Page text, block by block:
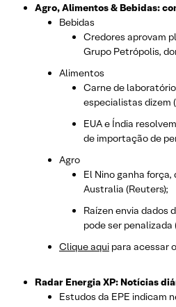
Agro, Alimentos & Bebidas:
Bebidas
Credores aprovam
Grupo Petrópolis,
Alimentos
Carne de
especialistas dizem
EUA e Índia
de importação de
Agro
El Nino ganha
Australia (Reuters);
Raízen envia dados
pode ser penalizada
Clique aqui para acessar
Radar Energia XP: Notícias
Estudos da EPE indicam